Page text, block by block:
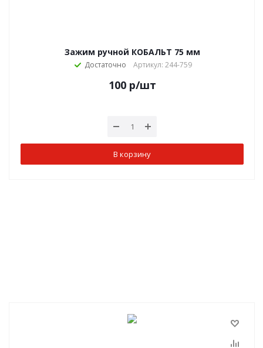
Зажим ручной КОБАЛЬТ 75 мм
Достаточно Артикул: 244-759
100р/шт
В корзину